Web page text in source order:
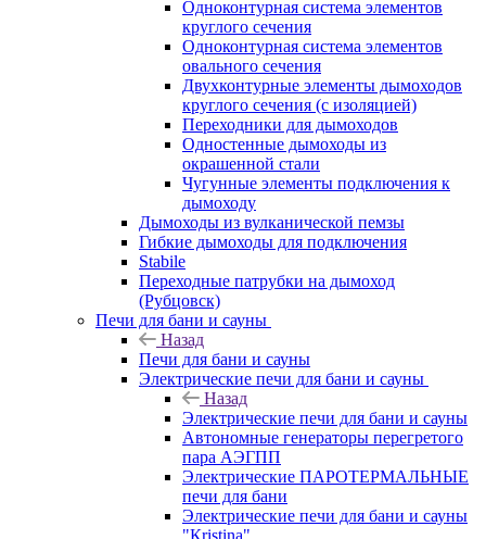
Одноконтурная система элементов
круглого сечения
Одноконтурная система элементов
овального сечения
Двухконтурные элементы дымоходов
круглого сечения (с изоляцией)
Переходники для дымоходов
Одностенные дымоходы из
окрашенной стали
Чугунные элементы подключения к
дымоходу
Дымоходы из вулканической пемзы
Гибкие дымоходы для подключения
Stabile
Переходные патрубки на дымоход
(Рубцовск)
Печи для бани и сауны
Назад
Печи для бани и сауны
Электрические печи для бани и сауны
Назад
Электрические печи для бани и сауны
Автономные генераторы перегретого
пара АЭГПП
Электрические ПАРОТЕРМАЛЬНЫЕ
печи для бани
Электрические печи для бани и сауны
"Кristina"